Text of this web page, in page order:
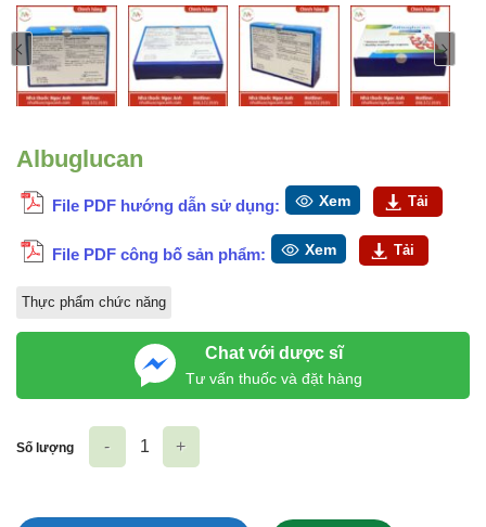
Albuglucan
File PDF hướng dẫn sử dụng: Xem Tải
File PDF công bố sản phẩm: Xem Tải
Thực phẩm chức năng
Chat với dược sĩ
Tư vấn thuốc và đặt hàng
Số lượng